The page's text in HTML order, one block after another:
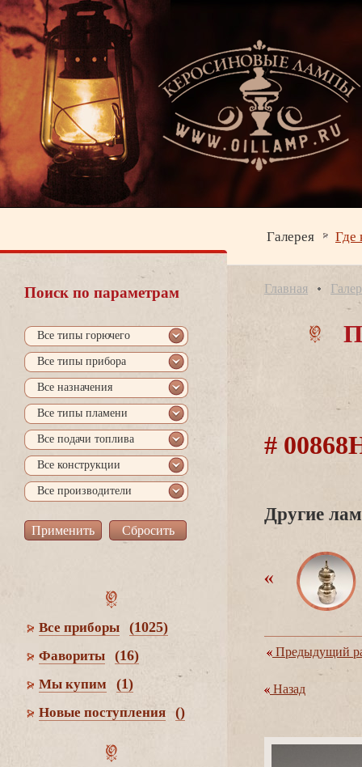
Галерея Где
Поиск по параметрам
се типы горючего
се типы прибора
се назначения
се типы пламени
се подачи топлива
се конструкции
се производители
се приборы (1025)
Фавориты (16)
Мы купим (1)
Новые поступления ()
Главная
#
Другие
Предыдущий
Назад